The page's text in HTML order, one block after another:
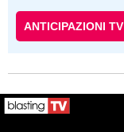
ANTICIPAZIONI TV